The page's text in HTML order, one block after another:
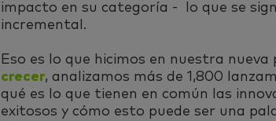
impacto en su categoría - lo que se
incremental.
Eso es lo que hicimos en nuestra nueva
crecer, analizamos más de 1,800
qué es lo que tienen en común las
exitosos y cómo esto puede ser una